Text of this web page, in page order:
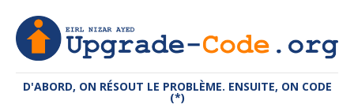
D'ABORD, ON RÉSOUT LE PROBLÈME. ENSUITE, ON CODE
(*)